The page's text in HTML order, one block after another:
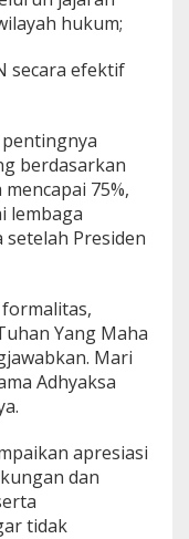
hukum;
secara efektif
berdasarkan
75%,
lembaga
Presiden
Yang Maha
Mari
Adhyaksa
apresiasi
dan
tidak